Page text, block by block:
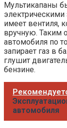
Мультикапаны
имеет вентиля,
вручную. Таким
автомобиля по
запирает газ в
глушит
бензине.
автомобиля